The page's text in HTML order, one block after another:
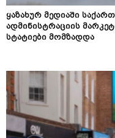
ყაზახურ მედიაში
ადმინისტრაციის
სტატიები მომზადდა